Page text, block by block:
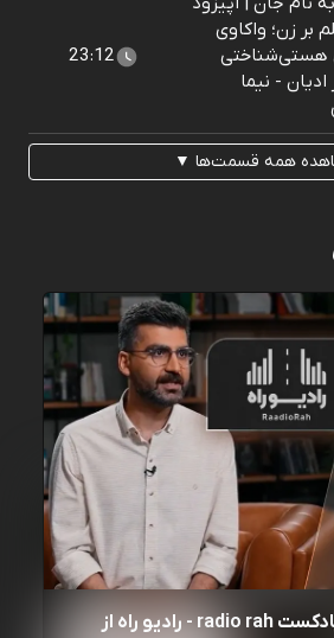
بر زن؛ واکاوی
هستی‌شناختی
ادیان - نیما
23:12
همه قسمت‌ها ▼
همه چیز درباره پادکست radio rah - رادیو راه از